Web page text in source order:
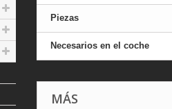
Piezas
Necesarios en el coche
MÁS